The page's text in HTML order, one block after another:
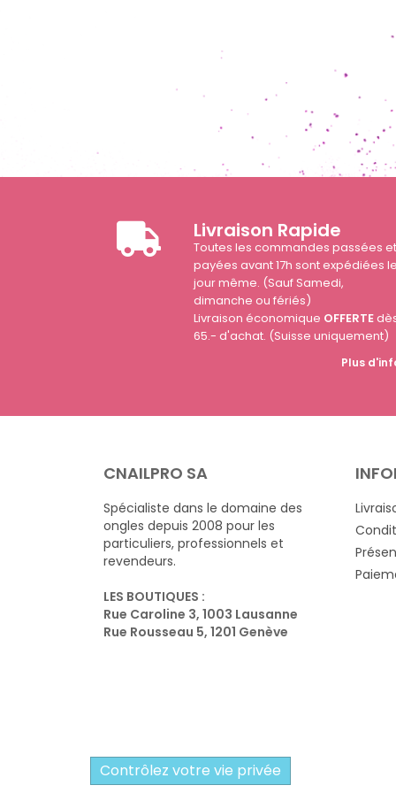
Livraison Rapide
Toutes les commandes passées
payées avant 17h sont expédiées
jour même. (Sauf Samedi,
dimanche ou fériés)
Livraison économique OFFERTE
65.- d'achat. (Suisse uniquement)
Plus
CNAILPRO SA
Spécialiste dans le domaine des
ongles depuis 2008 pour les
particuliers, professionnels et
revendeurs.
LES BOUTIQUES :
Rue Caroline 3, 1003 Lausanne
Rue Rousseau 5, 1201 Genève
Contrôlez votre vie privée